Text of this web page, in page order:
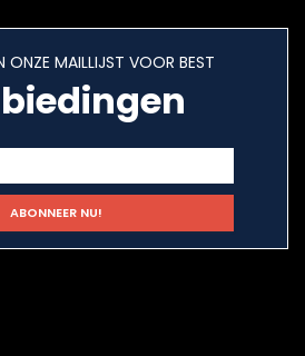
ONZE MAILLIJST VOOR BEST